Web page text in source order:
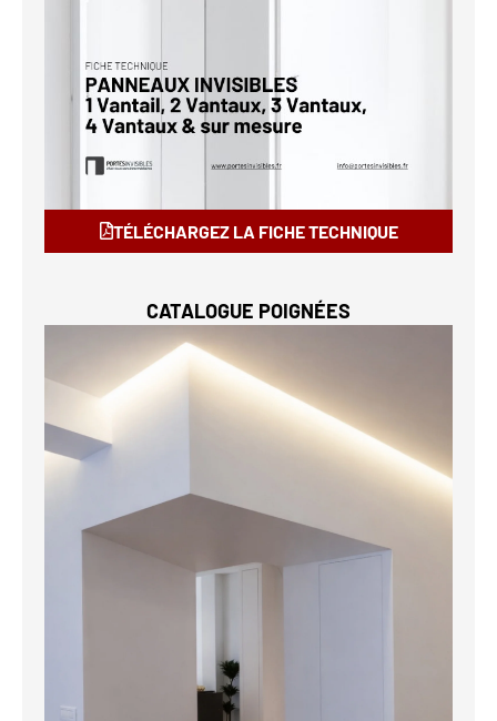
TÉLÉCHARGEZ LA FICHE TECHNIQUE
CATALOGUE POIGNÉES